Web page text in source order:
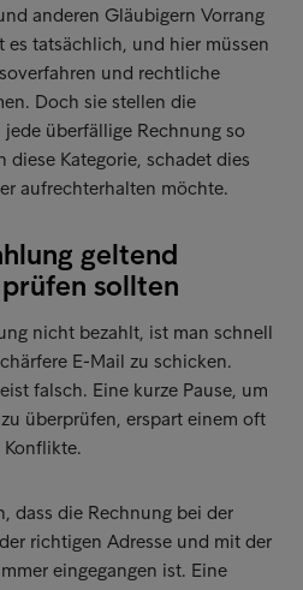
anderen Gläubigern Vorrang
es tatsächlich, und hier müssen
und rechtliche
Doch sie stellen die
überfällige Rechnung so
diese Kategorie, schadet dies
aufrechterhalten möchte.
geltend
prüfen sollten
nicht bezahlt, ist man schnell
E-Mail zu schicken.
falsch. Eine kurze Pause, um
überprüfen, erspart einem oft
dass die Rechnung bei der
richtigen Adresse und mit der
eingegangen ist. Eine